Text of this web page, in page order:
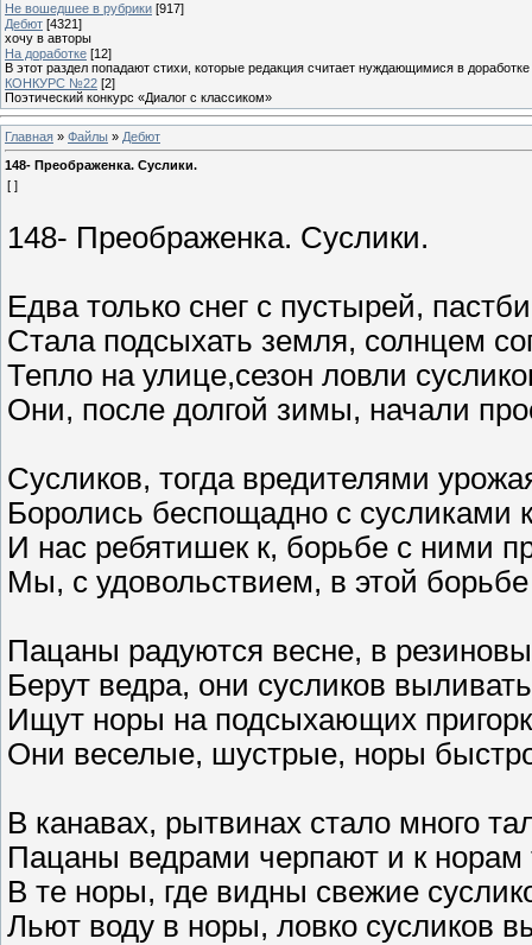
Не вошедшее в рубрики [917]
Дебют [4321]
хочу в авторы
На доработке [12]
В этот раздел попадают стихи, которые редакция считает нуждающимися в доработке
КОНКУРС №22 [2]
Поэтический конкурс «Диалог с классиком»
Главная » Файлы » Дебют
148- Преображенка. Суслики.
[ ]
148- Преображенка. Суслики.
Едва только снег с пустырей,
Стала подсыхать земля, солнцем
Тепло на улице,сезон ловли
Они, после долгой зимы, начали
Сусликов, тогда вредителями
Боролись беспощадно с сусликами
И нас ребятишек к, борьбе с ними
Мы, с удовольствием, в этой
Пацаны радуются весне, в
Берут ведра, они сусликов
Ищут норы на подсыхающих
Они веселые, шустрые, норы
В канавах, рытвинах стало много
Пацаны ведрами черпают и к норам
В те норы, где видны свежие
Льют воду в норы, ловко сусликов